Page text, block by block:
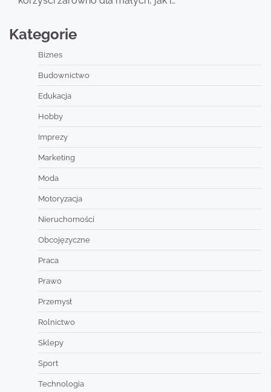
Kategorie
Biznes
Budownictwo
Edukacja
Hobby
Imprezy
Marketing
Moda
Motoryzacja
Nieruchomości
Obcojęzyczne
Praca
Prawo
Przemysł
Rolnictwo
Sklepy
Sport
Technologia